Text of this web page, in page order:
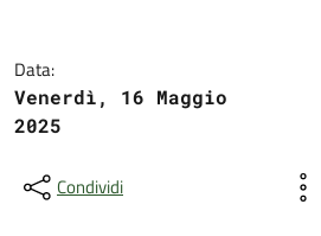
Data:
Venerdì, 16 Maggio
2025
Condividi